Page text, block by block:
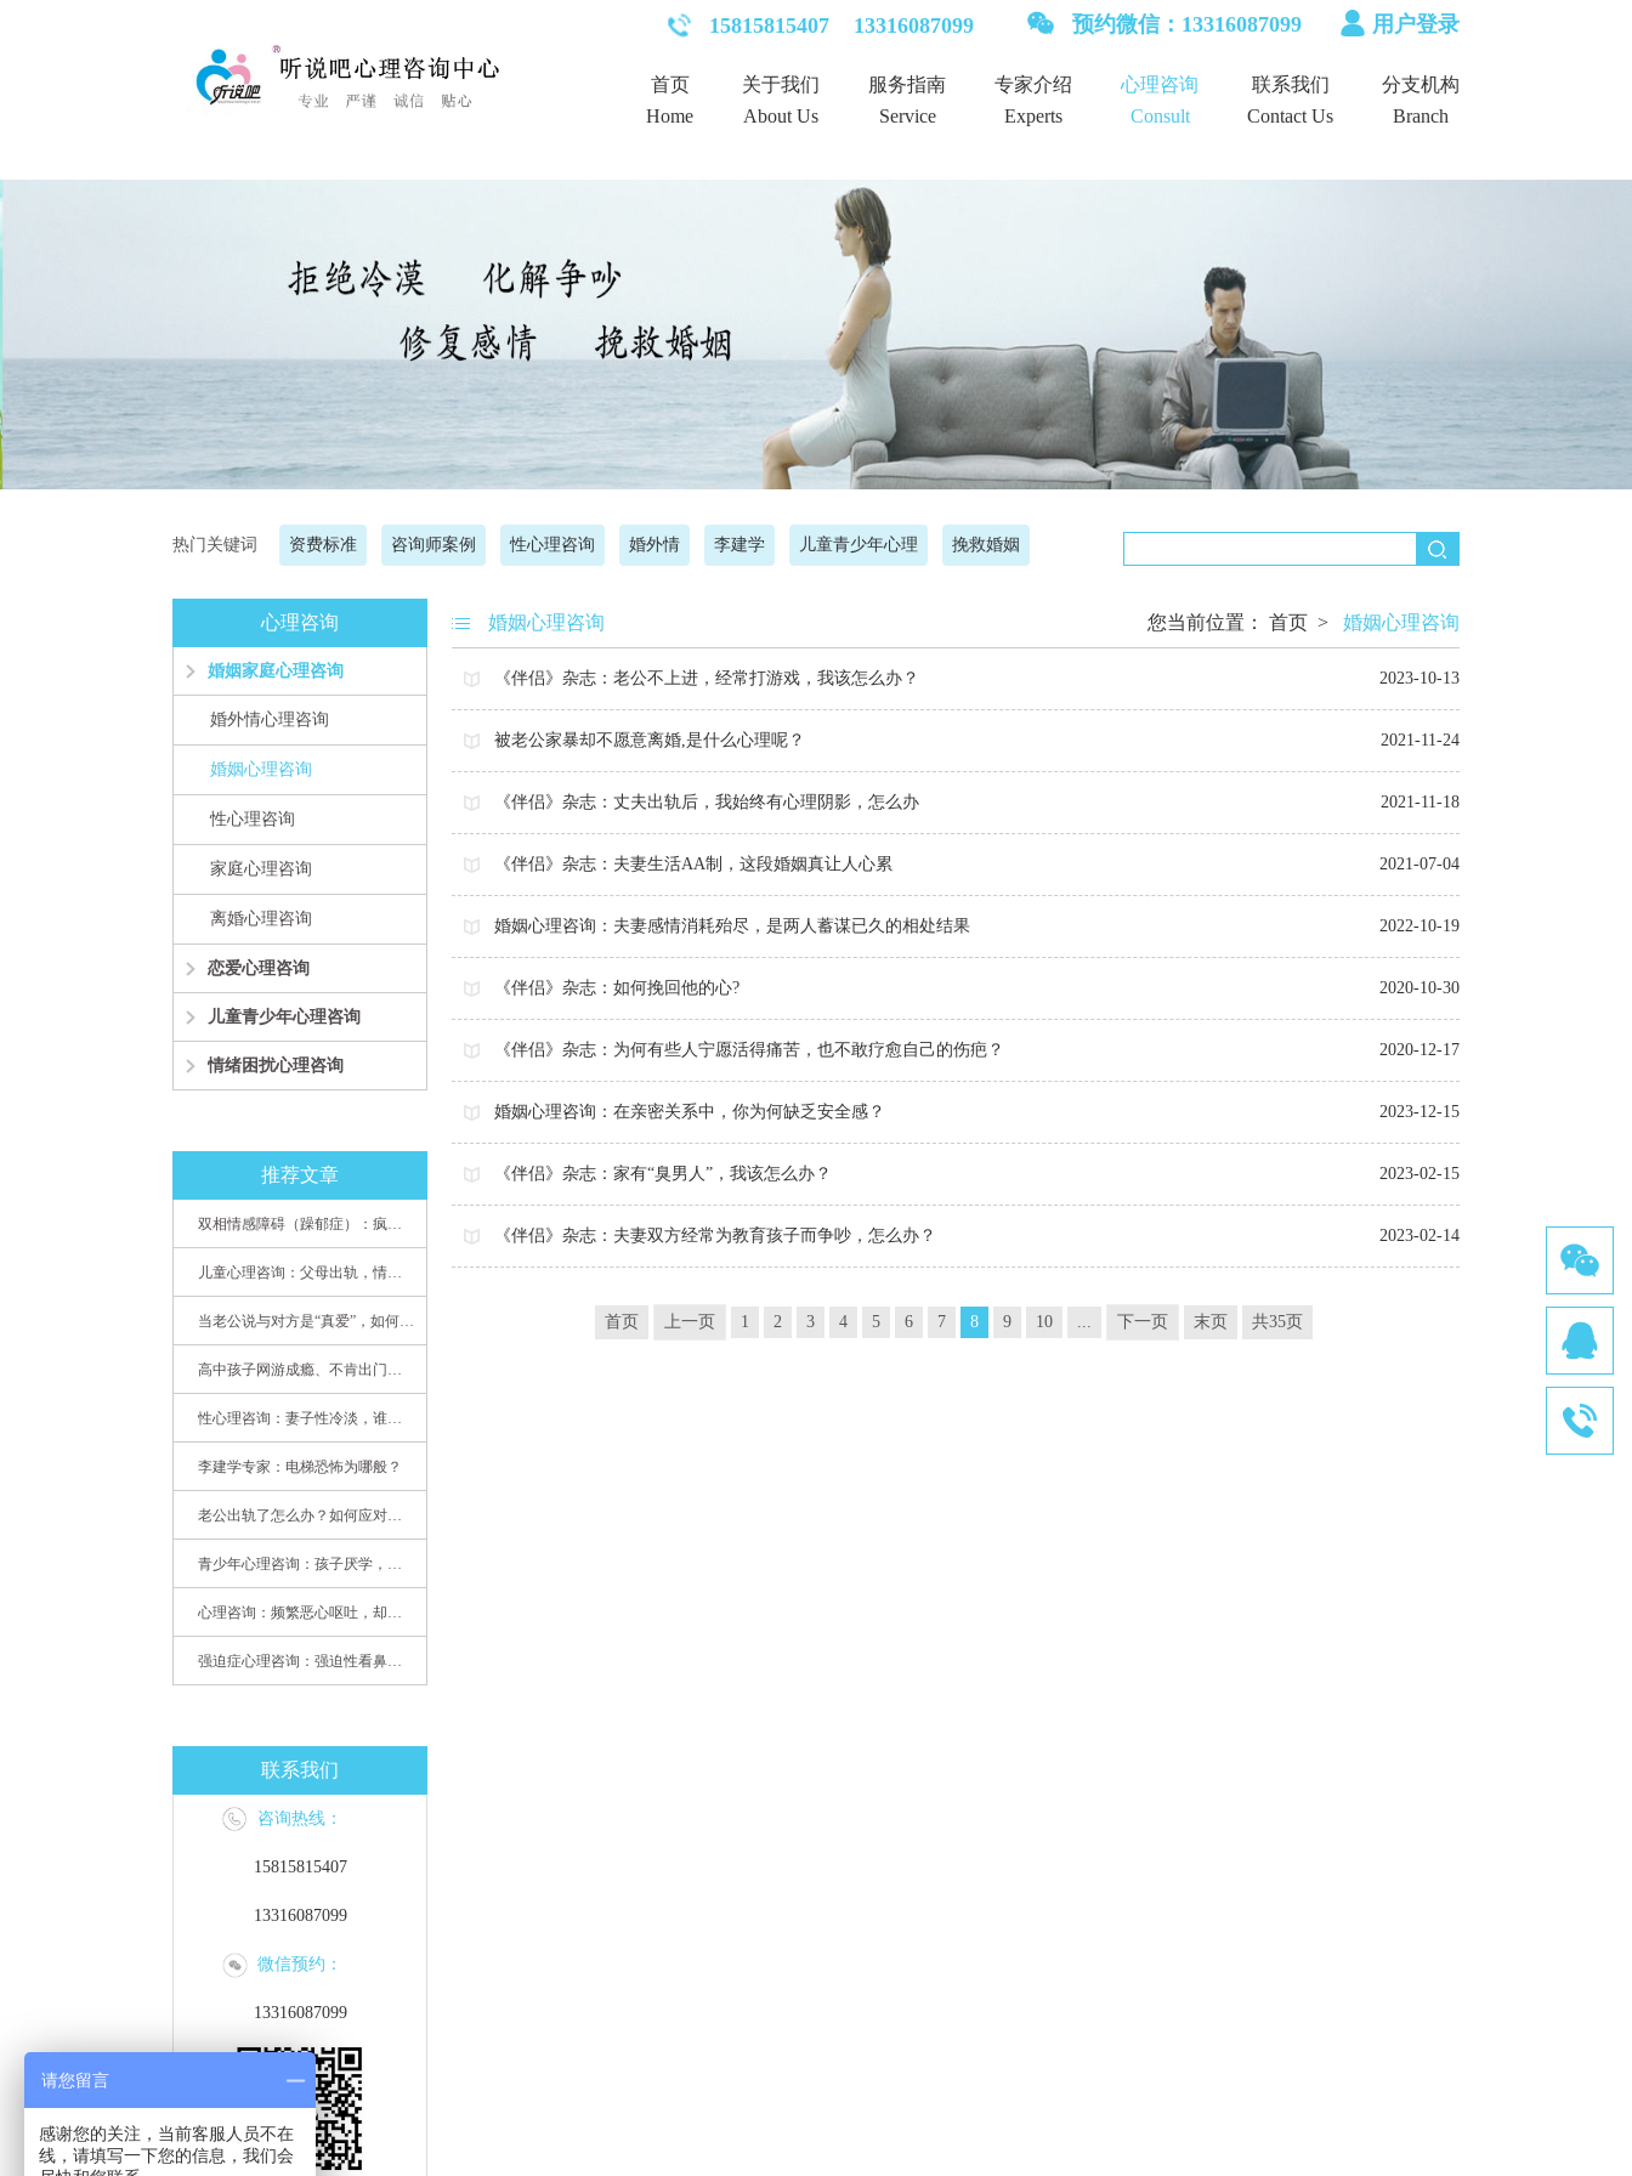
15815815407 13316087099 预约微信：13316087099 用户登录
首页
Home
关于我们
About Us
服务指南
Service
专家介绍
Experts
心理咨询
Consult
联系我们
Contact Us
分支机构
Branch
热门关键词 资费标准 咨询师案例 性心理咨询 婚外情 李建学 儿童青少年心理 挽救婚姻
心理咨询
婚姻家庭心理咨询
婚外情心理咨询
婚姻心理咨询
性心理咨询
家庭心理咨询
离婚心理咨询
恋爱心理咨询
儿童青少年心理咨询
情绪困扰心理咨询
推荐文章
双相情感障碍（躁郁症）：疯子如何走向天才
儿童心理咨询：父母出轨，情感混乱孩子内心的隐秘
当老公说与对方是“真爱”，如何挽救婚姻？(始篇)
高中孩子网游成瘾、不肯出门，家长该怎么办？
性心理咨询：妻子性冷淡，谁之过
李建学专家：电梯恐怖为哪般？
老公出轨了怎么办？如何应对老公出轨？——婚姻心理专家为您支招
青少年心理咨询：孩子厌学，整天沉迷手机，网络成瘾，怎么办?
心理咨询：频繁恶心呕吐，却无身体异常
强迫症心理咨询：强迫性看鼻尖，害我无法学习
联系我们
咨询热线：
15815815407
13316087099
微信预约：
13316087099
婚姻心理咨询 您当前位置： 首页 > 婚姻心理咨询
《伴侣》杂志：老公不上进，经常打游戏，我该怎么办？ 2023-10-13
被老公家暴却不愿意离婚,是什么心理呢？ 2021-11-24
《伴侣》杂志：丈夫出轨后，我始终有心理阴影，怎么办 2021-11-18
《伴侣》杂志：夫妻生活AA制，这段婚姻真让人心累 2021-07-04
婚姻心理咨询：夫妻感情消耗殆尽，是两人蓄谋已久的相处结果 2022-10-19
《伴侣》杂志：如何挽回他的心? 2020-10-30
《伴侣》杂志：为何有些人宁愿活得痛苦，也不敢疗愈自己的伤疤？ 2020-12-17
婚姻心理咨询：在亲密关系中，你为何缺乏安全感？ 2023-12-15
《伴侣》杂志：家有“臭男人”，我该怎么办？ 2023-02-15
《伴侣》杂志：夫妻双方经常为教育孩子而争吵，怎么办？ 2023-02-14
首页 上一页 1 2 3 4 5 6 7 8 9 10 ... 下一页 末页 共35页
请您留言
感谢您的关注，当前客服人员不在
线，请填写一下您的信息，我们会